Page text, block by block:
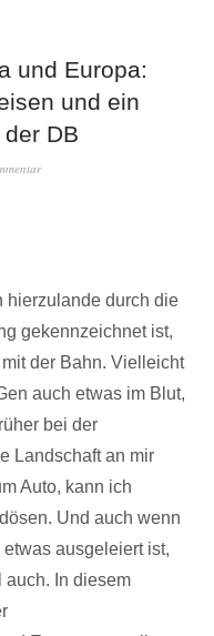
und Europa:
und ein
DB
hierzulande durch die
gekennzeichnet ist,
der Bahn. Vielleicht
auch etwas im Blut,
bei der
Landschaft an mir
Auto, kann ich
Und auch wenn
ausgeleiert ist,
auch. In diesem